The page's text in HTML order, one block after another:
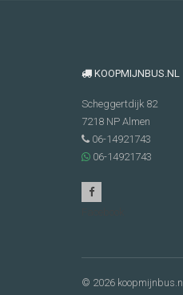
KOOPMIJNBUS.NL
Scheggertdijk 82
7218 NP Almen
06-14921743
06-14921743
© 2026 koopmijnbus.nl